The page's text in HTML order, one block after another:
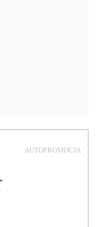
AUTOPROMOCJA